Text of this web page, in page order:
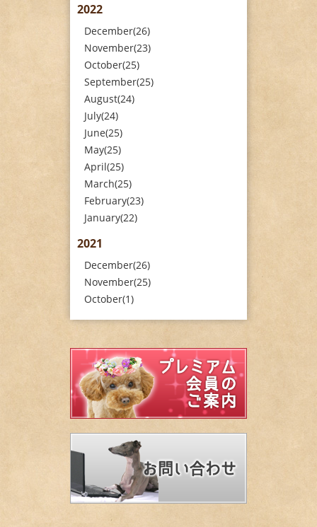
2022
December(26)
November(23)
October(25)
September(25)
August(24)
July(24)
June(25)
May(25)
April(25)
March(25)
February(23)
January(22)
2021
December(26)
November(25)
October(1)